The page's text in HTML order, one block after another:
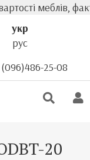
меблів,
укр
рус
(096)486-25-08
20